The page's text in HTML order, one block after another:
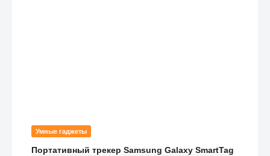
Умные гаджеты
Портативный трекер Samsung Galaxy SmartTag